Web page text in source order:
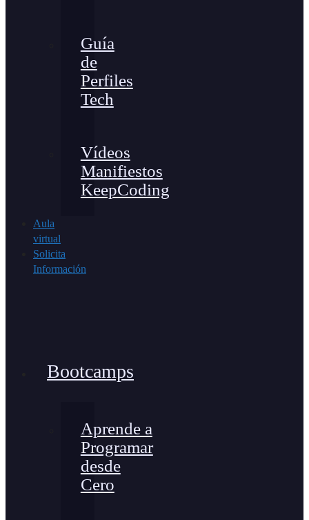
Guía
de
Perfiles
Tech
Vídeos
Manifiestos
KeepCoding
Aula
virtual
Solicita
Información
Bootcamps
Aprende a
Programar
desde
Cero